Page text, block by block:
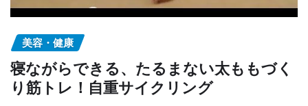
美容・健康
寝ながらできる、たるまない太ももづく
り筋トレ！自重サイクリング